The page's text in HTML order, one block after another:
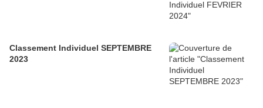
Classement Individuel SEPTEMBRE
2023